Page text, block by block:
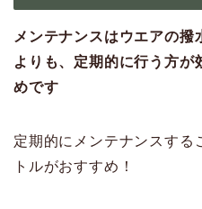
メンテナンスはウエアの撥
よりも、定期的に行う方が
めです
定期的にメンテナンスする
トルがおすすめ！